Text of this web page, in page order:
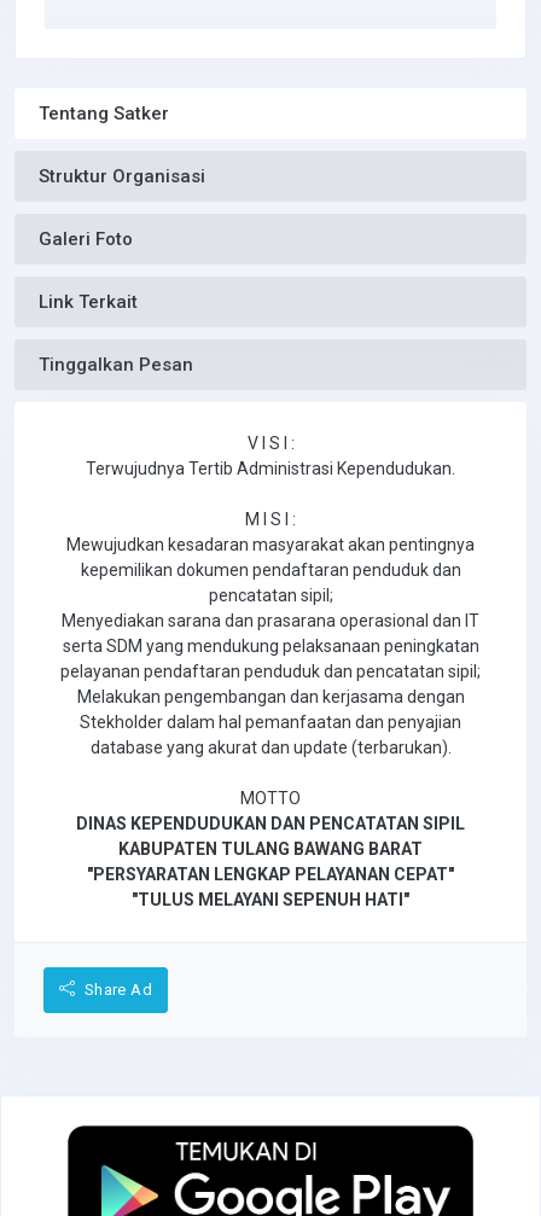
Tentang Satker
Struktur Organisasi
Galeri Foto
Link Terkait
Tinggalkan Pesan
V I S I :
Terwujudnya Tertib Administrasi Kependudukan.
M I S I :
Mewujudkan kesadaran masyarakat akan pentingnya
kepemilikan dokumen pendaftaran penduduk dan
pencatatan sipil;
Menyediakan sarana dan prasarana operasional dan IT
serta SDM yang mendukung pelaksanaan peningkatan
pelayanan pendaftaran penduduk dan pencatatan sipil;
Melakukan pengembangan dan kerjasama dengan
Stekholder dalam hal pemanfaatan dan penyajian
database yang akurat dan update (terbarukan).
MOTTO
DINAS KEPENDUDUKAN DAN PENCATATAN SIPIL
KABUPATEN TULANG BAWANG BARAT
"PERSYARATAN LENGKAP PELAYANAN CEPAT"
"TULUS MELAYANI SEPENUH HATI"
Share Ad